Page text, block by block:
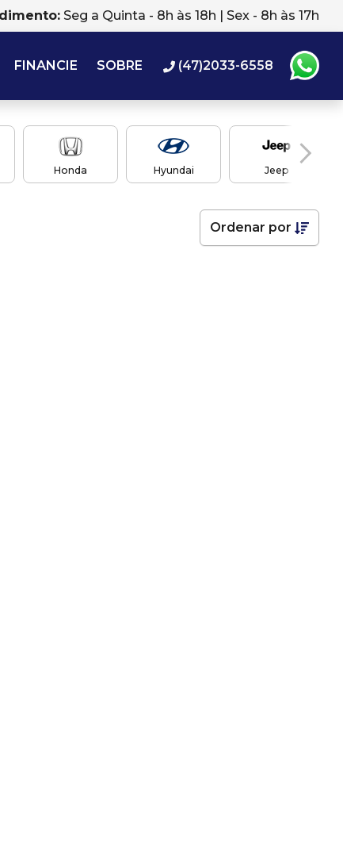
Seg a Quinta - 8h às 18h | Sex - 8h às 17h
FINANCIE SOBRE (47)2033-6558
Honda Hyundai Jeep
Ordenar por